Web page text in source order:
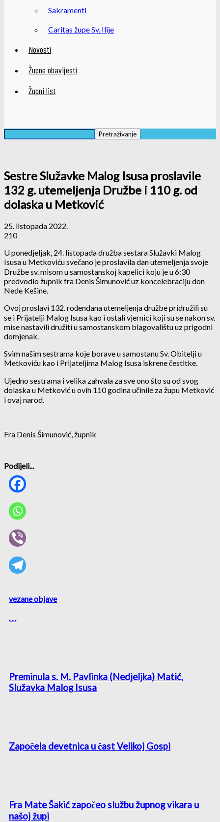
Sakramenti
Caritas župe Sv. Ilije
Novosti
Župne obavijesti
Župni list
Sestre Služavke Malog Isusa proslavile
132 g. utemeljenja Družbe i 110 g. od
dolaska u Metković
25. listopada 2022.
210
U ponedjeljak, 24. listopada družba sestara Služavki Malog
Isusa u Metkoviću svečano je proslavila dan utemeljenja svoje
Družbe sv. misom u samostanskoj kapelici koju je u 6:30
predvodio župnik fra Denis Šimunović uz koncelebraciju don
Nede Kešine.
Ovoj proslavi 132. rođendana utemeljenja družbe pridružili su
se i Prijatelji Malog Isusa kao i ostali vjernici koji su se nakon sv.
mise nastavili družiti u samostanskom blagovalištu uz prigodni
domjenak.
Svim našim sestrama koje borave u samostanu Sv. Obitelji u
Metkoviću kao i Prijateljima Malog Isusa iskrene čestitke.
Ujedno sestrama i velika zahvala za sve ono što su od svog
dolaska u Metković u ovih 110 godina učinile za župu Metković
i ovaj narod.
Fra Denis Šimunović, župnik
Podijeli...
vezane objave
. . .
Preminula s. M. Pavlinka (Nedjeljka) Matić,
Služavka Malog Isusa
Započela devetnica u čast Velikoj Gospi
Fra Mate Šakić započeo službu župnog vikara u
našoj župi